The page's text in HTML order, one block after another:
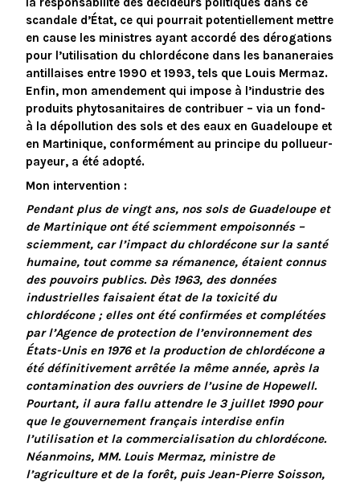
scandale d’État, ce qui pourrait potentiellement mettre
en cause les ministres ayant accordé des dérogations
pour l’utilisation du chlordécone dans les bananeraies
antillaises entre 1990 et 1993, tels que Louis Mermaz.
Enfin, mon amendement qui impose à l’industrie des
produits phytosanitaires de contribuer – via un fond-
à la dépollution des sols et des eaux en Guadeloupe et
en Martinique, conformément au principe du pollueur-
payeur, a été adopté.
Mon intervention :
Pendant plus de vingt ans, nos sols de Guadeloupe et
de Martinique ont été sciemment empoisonnés –
sciemment, car l’impact du chlordécone sur la santé
humaine, tout comme sa rémanence, étaient connus
des pouvoirs publics. Dès 1963, des données
industrielles faisaient état de la toxicité du
chlordécone ; elles ont été confirmées et complétées
par l’Agence de protection de l’environnement des
États-Unis en 1976 et la production de chlordécone a
été définitivement arrêtée la même année, après la
contamination des ouvriers de l’usine de Hopewell.
Pourtant, il aura fallu attendre le 3 juillet 1990 pour
que le gouvernement français interdise enfin
l’utilisation et la commercialisation du chlordécone.
Néanmoins, MM. Louis Mermaz, ministre de
l’agriculture et de la forêt, puis Jean-Pierre Soisson,